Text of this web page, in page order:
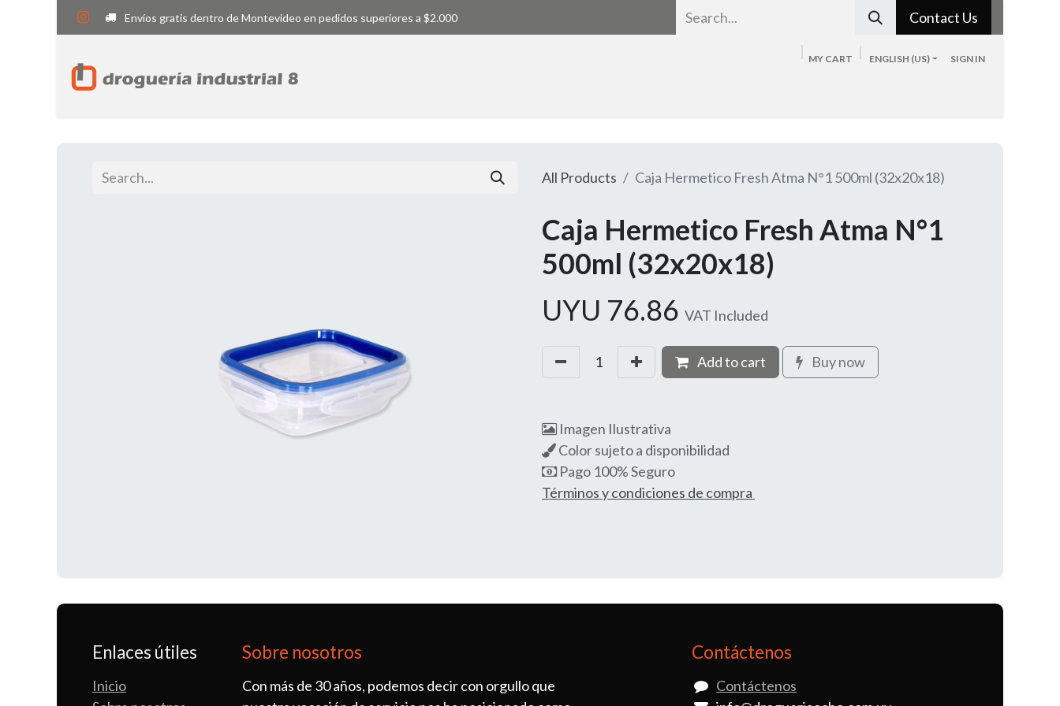
Envíos gratis dentro de Montevideo en pedidos superiores a $2.000 Contact Us
MY CART ENGLISH (US) SIGN IN
All Products Caja Hermetico Fresh Atma N°1 500ml (32x20x18)
Caja Hermetico Fresh Atma N°1
500ml (32x20x18)
UYU 76.86 VAT Included
Add to cart Buy now
Imagen Ilustrativa
Color sujeto a disponibilidad
Pago 100% Seguro
Términos y condiciones de compra
Enlaces útiles
Inicio
Sobre nosotros
Con más de 30 años, podemos decir con orgullo que
Contáctenos
Contáctenos